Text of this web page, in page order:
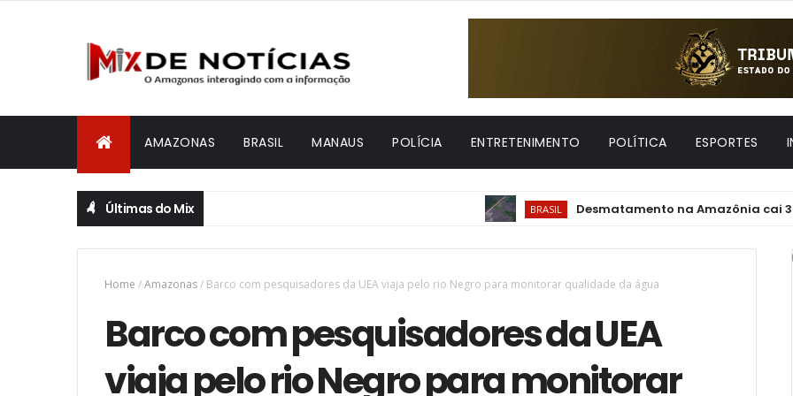
AMAZONAS BRASIL MANAUS POLÍCIA ENTRETENIMENTO POLÍTICA ESPORTES
Últimas do Mix BRASIL Desmatamento na Amazônia cai 36,87%
Home /Amazonas/ Barco com pesquisadores da UEA viaja pelo rio Negro para monitorar qualidade da água
Barco com pesquisadores da UEA
viaja pelo rio Negro para monitorar